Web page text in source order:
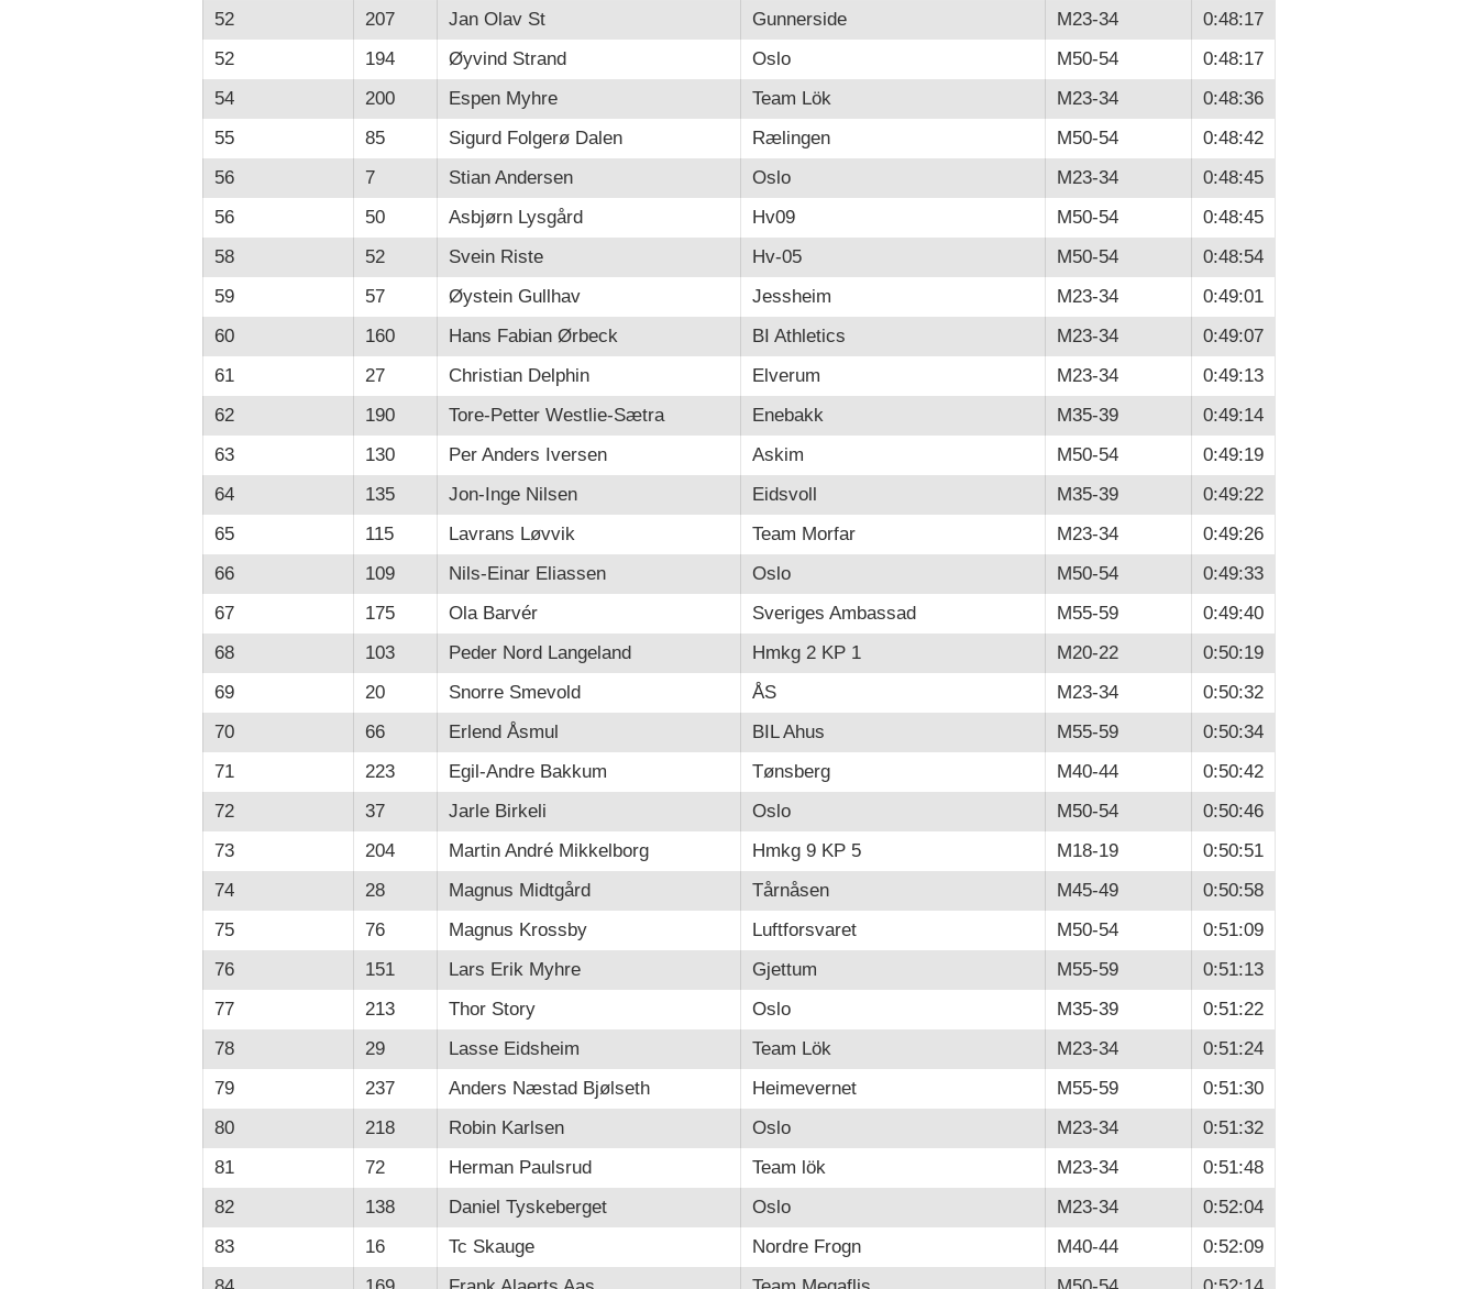
52
207 Jan Olav St Gunnerside M23-34
0:48:17
52
194 Øyvind Strand Oslo M50-54
0:48:17
54
200 Espen Myhre Team Lök M23-34
0:48:36
55
85 Sigurd Folgerø Dalen Rælingen M50-54
0:48:42
56
7 Stian Andersen Oslo M23-34
0:48:45
56
50 Asbjørn Lysgård Hv09 M50-54
0:48:45
58
52 Svein Riste Hv-05 M50-54
0:48:54
59
57 Øystein Gullhav Jessheim M23-34
0:49:01
60
160 Hans Fabian Ørbeck BI Athletics M23-34
0:49:07
61
27 Christian Delphin Elverum M23-34
0:49:13
62
190 Tore-Petter Westlie-Sætra Enebakk M35-39
0:49:14
63
130 Per Anders Iversen Askim M50-54
0:49:19
64
135 Jon-Inge Nilsen Eidsvoll M35-39
0:49:22
65
115 Lavrans Løvvik Team Morfar M23-34
0:49:26
66
109 Nils-Einar Eliassen Oslo M50-54
0:49:33
67
175 Ola Barvér Sveriges Ambassad M55-59
0:49:40
68
103 Peder Nord Langeland Hmkg 2 KP 1 M20-22
0:50:19
69
20 Snorre Smevold ÅS M23-34
0:50:32
70
66 Erlend Åsmul BIL Ahus M55-59
0:50:34
71
223 Egil-Andre Bakkum Tønsberg M40-44
0:50:42
72
37 Jarle Birkeli Oslo M50-54
0:50:46
73
204 Martin André Mikkelborg Hmkg 9 KP 5 M18-19
0:50:51
74
28 Magnus Midtgård Tårnåsen M45-49
0:50:58
75
76 Magnus Krossby Luftforsvaret M50-54
0:51:09
76
151 Lars Erik Myhre Gjettum M55-59
0:51:13
77
213 Thor Story Oslo M35-39
0:51:22
78
29 Lasse Eidsheim Team Lök M23-34
0:51:24
79
237 Anders Næstad Bjølseth Heimevernet M55-59
0:51:30
80
218 Robin Karlsen Oslo M23-34
0:51:32
81
72 Herman Paulsrud Team lök M23-34
0:51:48
82
138 Daniel Tyskeberget Oslo M23-34
0:52:04
83
16 Tc Skauge Nordre Frogn M40-44
0:52:09